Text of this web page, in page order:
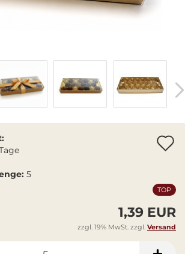
5
TOP
1,39 EUR
zzgl. 19% MwSt. zzgl. Versand